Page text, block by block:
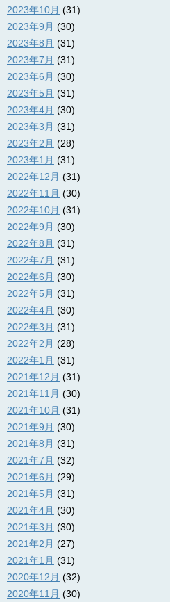
2023年10月 (31)
2023年9月 (30)
2023年8月 (31)
2023年7月 (31)
2023年6月 (30)
2023年5月 (31)
2023年4月 (30)
2023年3月 (31)
2023年2月 (28)
2023年1月 (31)
2022年12月 (31)
2022年11月 (30)
2022年10月 (31)
2022年9月 (30)
2022年8月 (31)
2022年7月 (31)
2022年6月 (30)
2022年5月 (31)
2022年4月 (30)
2022年3月 (31)
2022年2月 (28)
2022年1月 (31)
2021年12月 (31)
2021年11月 (30)
2021年10月 (31)
2021年9月 (30)
2021年8月 (31)
2021年7月 (32)
2021年6月 (29)
2021年5月 (31)
2021年4月 (30)
2021年3月 (30)
2021年2月 (27)
2021年1月 (31)
2020年12月 (32)
2020年11月 (30)